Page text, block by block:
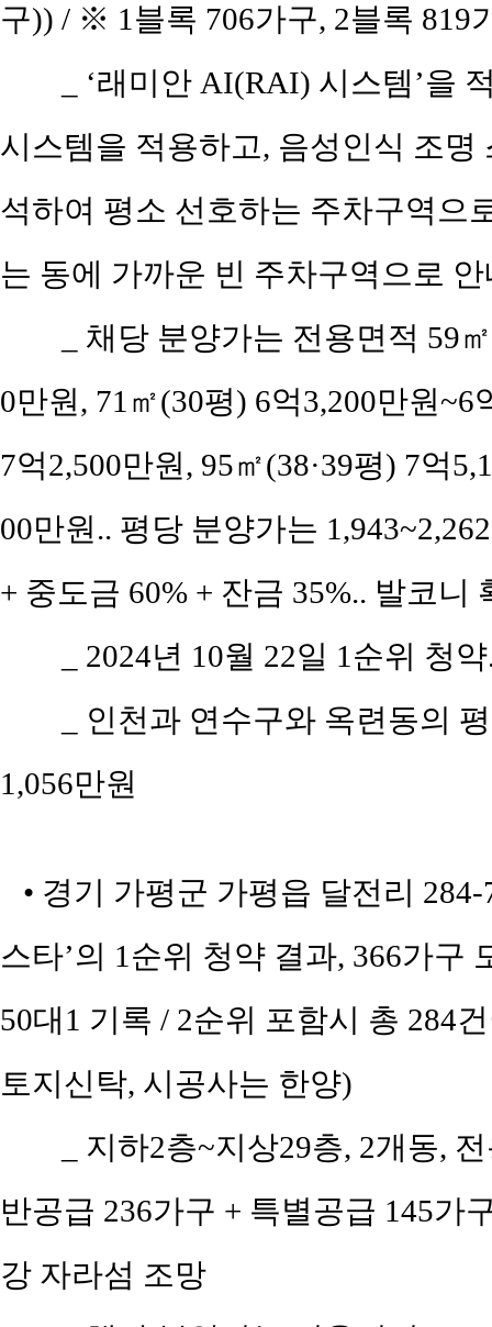
구)) / ※ 1블록 706가구, 2블록 819
_ ‘래미안 AI(RAI) 시스템’을
시스템을 적용하고, 음성인식 조
석하여 평소 선호하는 주차구역으
는 동에 가까운 빈 주차구역으로 안
_ 채당 분양가는 전용면적 59
0만원, 71㎡(30평) 6억3,200만원~6
7억2,500만원, 95㎡(38·39평) 7억
00만원.. 평당 분양가는
+ 중도금 60% + 잔금 35%.. 발코니
_ 2024년 10월 22일 1순위 청
_ 인천과 연수구와 옥련동의
1,056만원
• 경기 가평군 가평읍 달전리
스타’의 1순위 청약 결과, 366가구
50대1 기록 / 2순위 포함시 총 284
토지신탁, 시공사는 한양)
_ 지하2층~지상29층, 2개동,
반공급 236가구 + 특별공급 145가
강 자라섬 조망